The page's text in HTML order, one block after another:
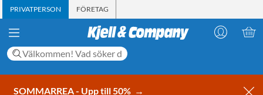
PRIVATPERSON FÖRETAG
SOMMARREA - Upp till 50% →